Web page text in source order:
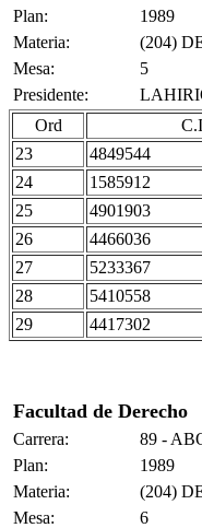
Plan:
1989
Materia:
(204)
Mesa:
5
Presidente:
Ord
23
4849544
24 1585912
25 4901903
26 4466036
27 5233367
28 5410558
29 4417302
Facultad de Derecho
Carrera:
89 -
Plan:
1989
Materia:
(204)
Mesa:
6